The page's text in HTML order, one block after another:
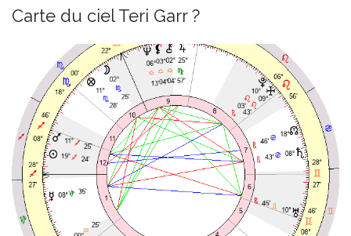
Carte du ciel Teri Garr ?